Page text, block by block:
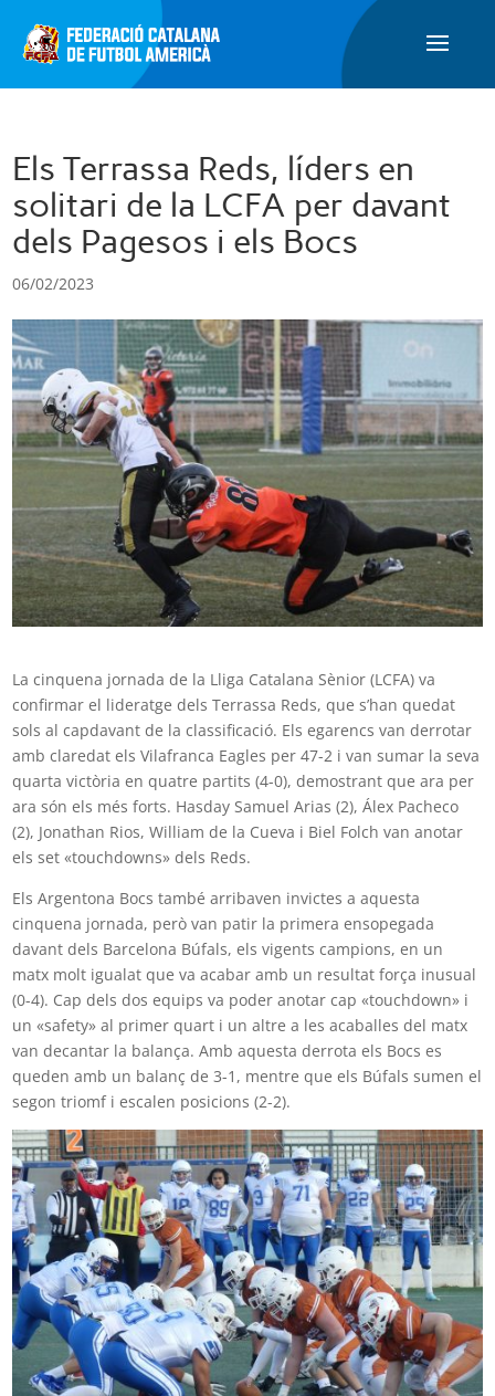
Els Terrassa Reds, líders en
solitari de la LCFA per davant
dels Pagesos i els Bocs
06/02/2023
La cinquena jornada de la Lliga Catalana Sènior (LCFA) va
confirmar el lideratge dels Terrassa Reds, que s’han quedat
sols al capdavant de la classificació. Els egarencs van derrotar
amb claredat els Vilafranca Eagles per 47-2 i van sumar la seva
quarta victòria en quatre partits (4-0), demostrant que ara per
ara són els més forts. Hasday Samuel Arias (2), Álex Pacheco
(2), Jonathan Rios, William de la Cueva i Biel Folch van anotar
els set «touchdowns» dels Reds.
Els Argentona Bocs també arribaven invictes a aquesta
cinquena jornada, però van patir la primera ensopegada
davant dels Barcelona Búfals, els vigents campions, en un
matx molt igualat que va acabar amb un resultat força inusual
(0-4). Cap dels dos equips va poder anotar cap «touchdown» i
un «safety» al primer quart i un altre a les acaballes del matx
van decantar la balança. Amb aquesta derrota els Bocs es
queden amb un balanç de 3-1, mentre que els Búfals sumen el
segon triomf i escalen posicions (2-2).